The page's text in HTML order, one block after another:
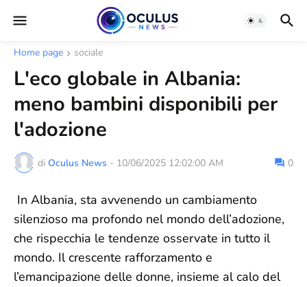
Home page sociale
L'eco globale in Albania:
meno bambini disponibili per
l'adozione
di Oculus News - 10/06/2025 12:02:00 AM 0
In Albania, sta avvenendo un cambiamento
silenzioso ma profondo nel mondo dell’adozione,
che rispecchia le tendenze osservate in tutto il
mondo. Il crescente rafforzamento e
l’emancipazione delle donne, insieme al calo del